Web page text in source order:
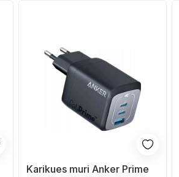
Karikues muri Anker Prime